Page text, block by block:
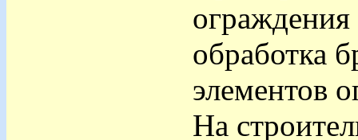
обработка
элементов
На